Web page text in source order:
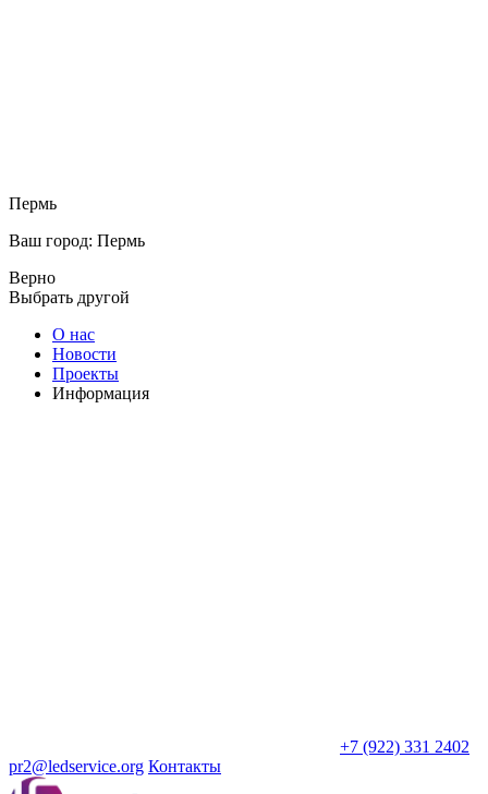
Пермь
Ваш город: Пермь
Верно
Выбрать другой
О нас
Новости
Проекты
Информация
+7 (922) 331 2402
pr2@ledservice.org Контакты